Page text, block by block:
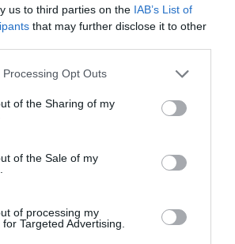
us to third parties on the IAB’s List of
that may further disclose it to other
website/app uses one or more Google
or usage behaviour. You may click to
to Google and its third-party tags to
specified purposes in below Google
Opt Outs
of the Sharing of my
of the Sale of my
of processing my
Targeted Advertising.